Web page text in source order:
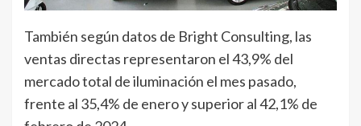
También según datos de Bright Consulting, las
ventas directas representaron el 43,9% del
mercado total de iluminación el mes pasado,
frente al 35,4% de enero y superior al 42,1% de